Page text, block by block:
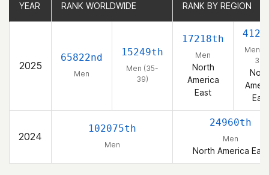
YEAR RANK WORLDWIDE RANK BY REGION
2025
65822nd
Men
15249th
Men (35-
39)
17218th
Men
North
America
East
Men
39)
East
2024
102075th
Men
24960th
Men
North America East
YEAR RANK WORLDWIDE RANK BY REGION